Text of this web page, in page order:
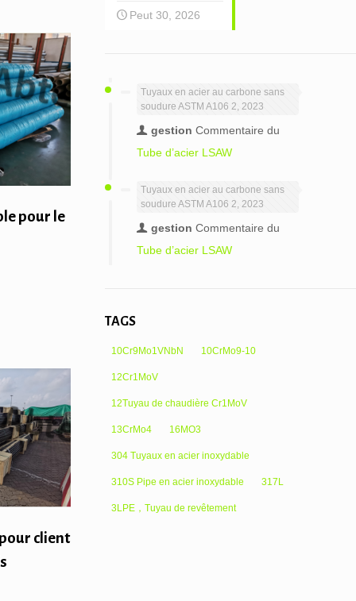
pour le
pour client
Peut 30, 2026
Tuyaux en acier au carbone sans
soudure ASTM A106 2, 2023
gestion Commentaire du
Tube d’acier LSAW
Tuyaux en acier au carbone sans
soudure ASTM A106 2, 2023
gestion Commentaire du
Tube d’acier LSAW
TAGS
10Cr9Mo1VNbN 10CrMo9-10
12Cr1MoV
12Tuyau de chaudière Cr1MoV
13CrMo4 16MO3
304 Tuyaux en acier inoxydable
310S Pipe en acier inoxydable 317L
3LPE，Tuyau de revêtement